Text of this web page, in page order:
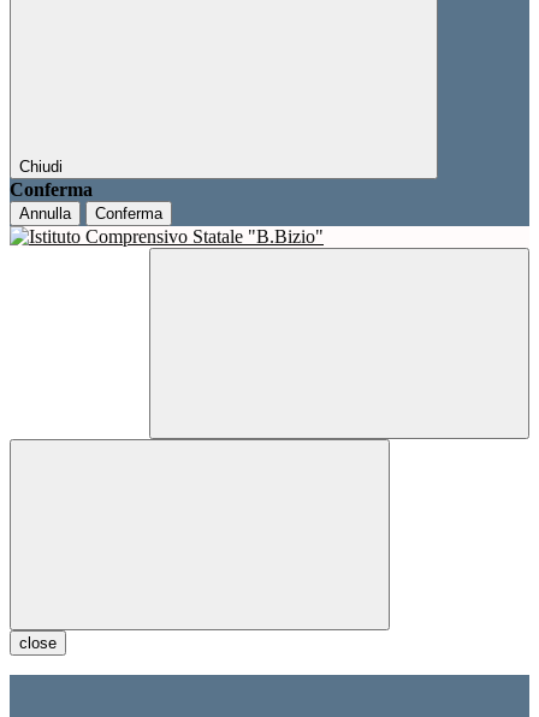
Chiudi
Conferma
Annulla Conferma
close